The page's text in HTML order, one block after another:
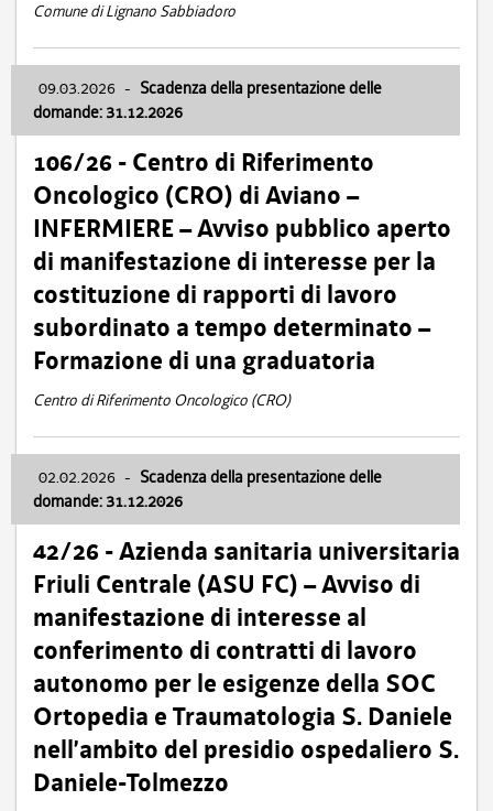
Comune di Lignano Sabbiadoro
09.03.2026 - Scadenza della presentazione delle
domande: 31.12.2026
106/26 - Centro di Riferimento
Oncologico (CRO) di Aviano –
INFERMIERE – Avviso pubblico aperto
di manifestazione di interesse per la
costituzione di rapporti di lavoro
subordinato a tempo determinato –
Formazione di una graduatoria
Centro di Riferimento Oncologico (CRO)
02.02.2026 - Scadenza della presentazione delle
domande: 31.12.2026
42/26 - Azienda sanitaria universitaria
Friuli Centrale (ASU FC) – Avviso di
manifestazione di interesse al
conferimento di contratti di lavoro
autonomo per le esigenze della SOC
Ortopedia e Traumatologia S. Daniele
nell’ambito del presidio ospedaliero S.
Daniele-Tolmezzo